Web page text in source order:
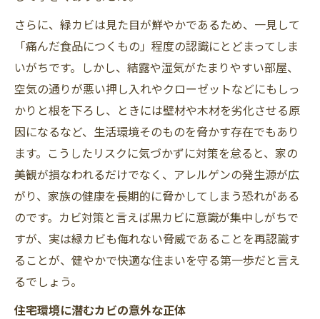
さらに、緑カビは見た目が鮮やかであるため、一見して
「痛んだ食品につくもの」程度の認識にとどまってしま
いがちです。しかし、結露や湿気がたまりやすい部屋、
空気の通りが悪い押し入れやクローゼットなどにもしっ
かりと根を下ろし、ときには壁材や木材を劣化させる原
因になるなど、生活環境そのものを脅かす存在でもあり
ます。こうしたリスクに気づかずに対策を怠ると、家の
美観が損なわれるだけでなく、アレルゲンの発生源が広
がり、家族の健康を長期的に脅かしてしまう恐れがある
のです。カビ対策と言えば黒カビに意識が集中しがちで
すが、実は緑カビも侮れない脅威であることを再認識す
ることが、健やかで快適な住まいを守る第一歩だと言え
るでしょう。
住宅環境に潜むカビの意外な正体